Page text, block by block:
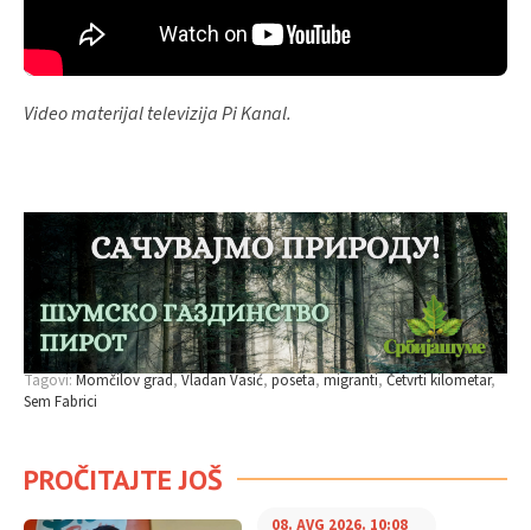
Video materijal televizija Pi Kanal.
Tagovi:Momčilov grad Vladan Vasić poseta migranti Četvrti kilometar
Sem Fabrici
PROČITAJTE JOŠ
08. AVG 2026. 10:08